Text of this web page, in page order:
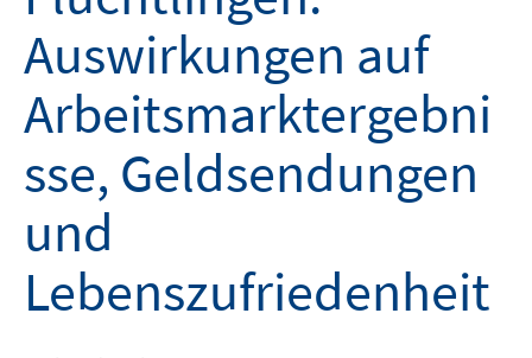
Auswirkungen auf
Arbeitsmarktergebni
sse, Geldsendungen
und
Lebenszufriedenheit